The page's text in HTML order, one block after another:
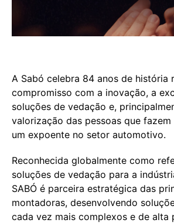
A Sabó celebra 84 anos de história
compromisso com a inovação, a
soluções de vedação e,
valorização das pessoas que fazem
um expoente no setor automotivo.
Reconhecida globalmente como
soluções de vedação para a
SABÓ é parceira estratégica das
montadoras, desenvolvendo
cada vez mais complexos e de alta